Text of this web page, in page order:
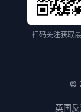
扫码关注获取
©
英国